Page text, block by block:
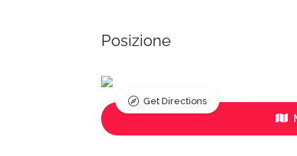
Posizione
Get Directions